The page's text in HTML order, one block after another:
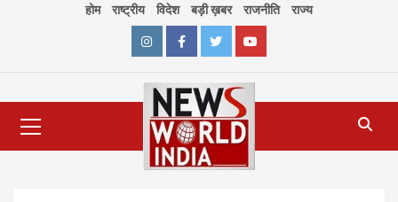
होम राष्ट्रीय विदेश बड़ी ख़बर राजनीति राज्य
InstagramFacebookTwitterYoutube
Menu